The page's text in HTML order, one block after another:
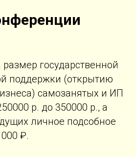
государственной
поддержки (открытию
самозанятых и ИП
р. до 350000 р., а
личное подсобное
₽.